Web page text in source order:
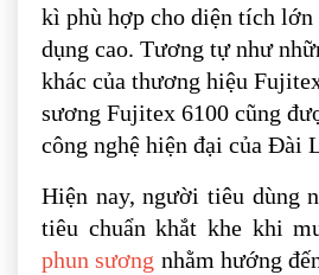
kì phù hợp cho diện tích lớn
dụng cao. Tương tự như
khác của thương hiệu
sương Fujitex 6100 cũng
công nghệ hiện đại của Đài
Hiện nay, người tiêu dùng
tiêu chuẩn khắt khe khi
phun sương nhằm hướng